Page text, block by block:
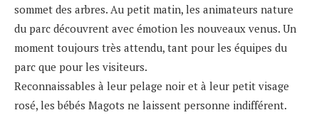
sommet des arbres. Au petit matin, les animateurs nature
du parc découvrent avec émotion les nouveaux venus. Un
moment toujours très attendu, tant pour les équipes du
parc que pour les visiteurs.
Reconnaissables à leur pelage noir et à leur petit visage
rosé, les bébés Magots ne laissent personne indifférent.